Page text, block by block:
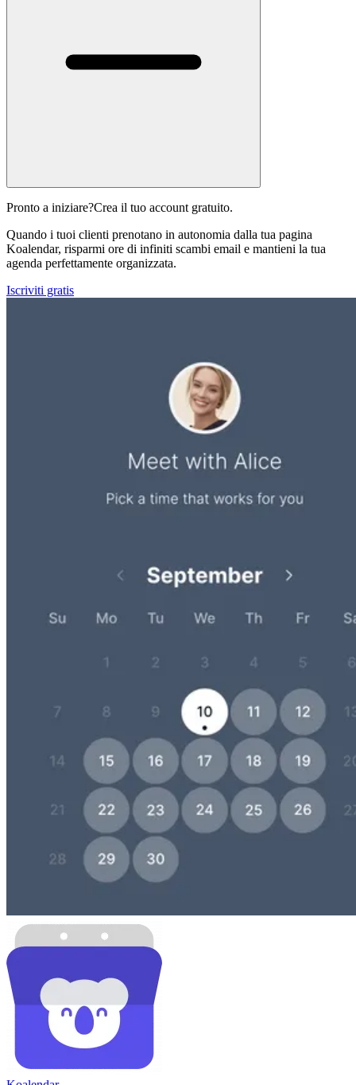
Pronto a iniziare?Crea il tuo account gratuito.
Quando i tuoi clienti prenotano in autonomia dalla tua pagina
Koalendar, risparmi ore di infiniti scambi email e mantieni la tua
agenda perfettamente organizzata.
Iscriviti gratis